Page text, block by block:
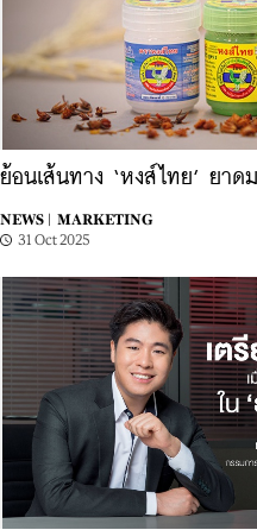
ย้อนเส้นทาง ‘หงส์ไทย’ ยา
NEWS |
MARKETING
31 Oct 2025